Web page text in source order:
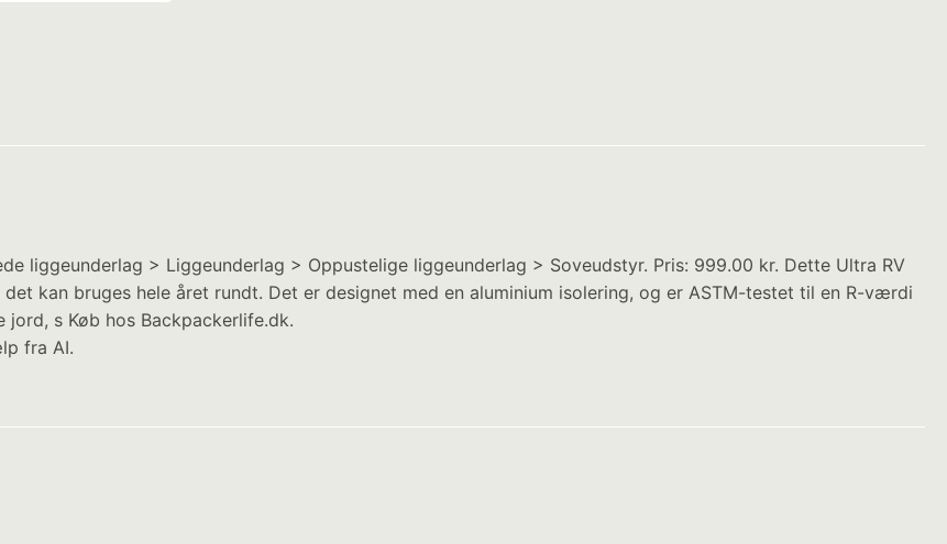
liggeunderlag > Liggeunderlag > Oppustelige liggeunderlag > Soveudstyr. Pris: 999.00 kr. Dette Ultra RV
kan bruges hele året rundt. Det er designet med en aluminium isolering, og er ASTM-testet til en R-værdi
s Køb hos Backpackerlife.dk.
fra AI.